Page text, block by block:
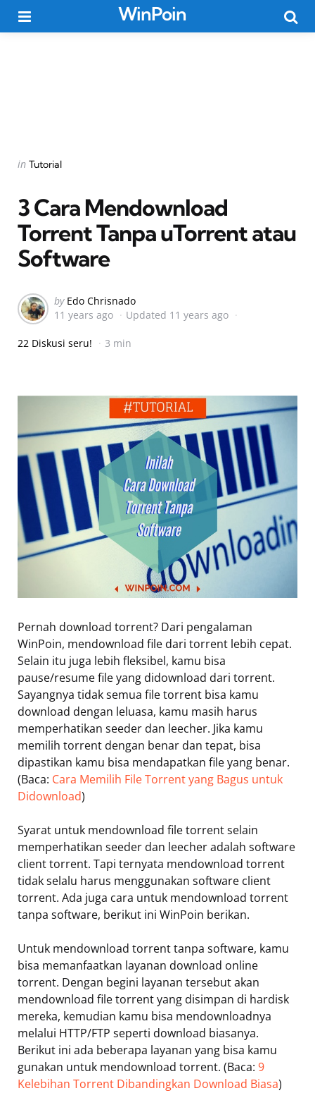
WinPoin
Categories
Posted
in Tutorial
3 Cara Mendownload
Torrent Tanpa uTorrent atau
Software
Posted
by
by Edo Chrisnado
11 years ago
Updated 11 years ago
22 Diskusi seru! 3 min
Pernah download torrent? Dari pengalaman
WinPoin, mendownload file dari torrent lebih cepat.
Selain itu juga lebih fleksibel, kamu bisa
pause/resume file yang didownload dari torrent.
Sayangnya tidak semua file torrent bisa kamu
download dengan leluasa, kamu masih harus
memperhatikan seeder dan leecher. Jika kamu
memilih torrent dengan benar dan tepat, bisa
dipastikan kamu bisa mendapatkan file yang benar.
(Baca: Cara Memilih File Torrent yang Bagus untuk
Didownload)
Syarat untuk mendownload file torrent selain
memperhatikan seeder dan leecher adalah software
client torrent. Tapi ternyata mendownload torrent
tidak selalu harus menggunakan software client
torrent. Ada juga cara untuk mendownload torrent
tanpa software, berikut ini WinPoin berikan.
Untuk mendownload torrent tanpa software, kamu
bisa memanfaatkan layanan download online
torrent. Dengan begini layanan tersebut akan
mendownload file torrent yang disimpan di hardisk
mereka, kemudian kamu bisa mendownloadnya
melalui HTTP/FTP seperti download biasanya.
Berikut ini ada beberapa layanan yang bisa kamu
gunakan untuk mendownload torrent. (Baca: 9
Kelebihan Torrent Dibandingkan Download Biasa)